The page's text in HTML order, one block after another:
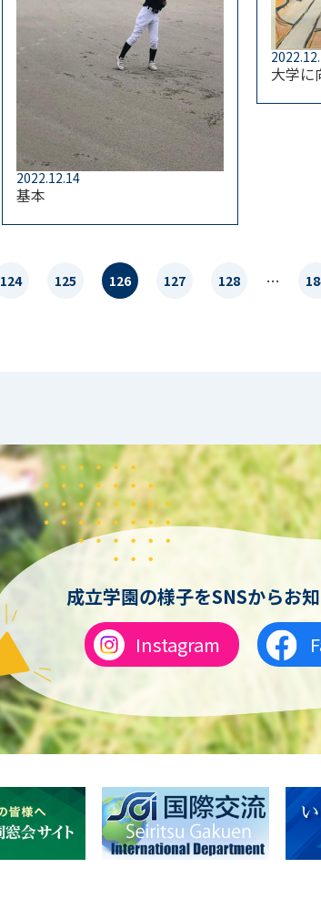
2022.12.14
基本
大学に
124 125 126 127 128 …
成立学園の様子をSNSからお
Instagram